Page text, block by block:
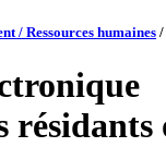
/ Ressources humaines /